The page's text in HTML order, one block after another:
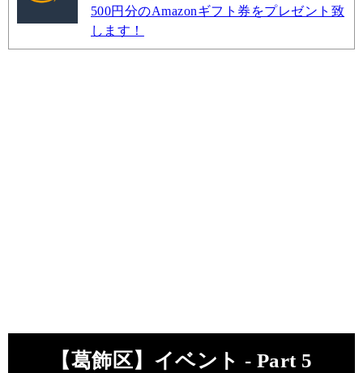
500円分のAmazonギフト券をプレゼント致
します！
【葛飾区】イベント - Part 5